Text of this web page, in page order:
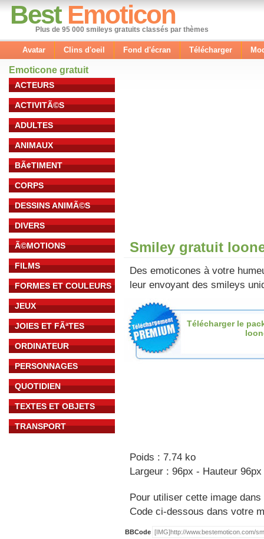
Best Emoticon
Plus de 95 000 smileys gratuits classés par thèmes
Avatar Clins d'oeil Fond d'écran Télécharger
Emoticone gratuit
ACTEURS
ACTIVITÃ©S
ADULTES
ANIMAUX
BÃ¢TIMENT
CORPS
DESSINS ANIMÃ©S
DIVERS
Ã©MOTIONS
FILMS
FORMES ET COULEURS
JEUX
JOIES ET FÃªTES
ORDINATEUR
PERSONNAGES
QUOTIDIEN
TEXTES ET OBJETS
TRANSPORT
Smiley gratuit
Des emoticones à votre
leur envoyant des smileys
Télécharger le
Poids : 7.74 ko
Largeur : 96px - Hauteur 96px
Pour utiliser cette image
Code ci-dessous dans votre
BBCode